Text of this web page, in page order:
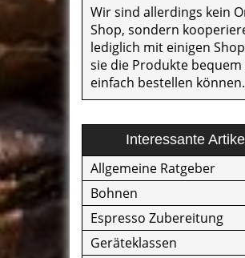
Wir sind allerdings kein
Shop, sondern
lediglich mit einigen
sie die Produkte
einfach bestellen können.
Interessante Artikel
Allgemeine Ratgeber
Bohnen
Espresso Zubereitung
Geräteklassen